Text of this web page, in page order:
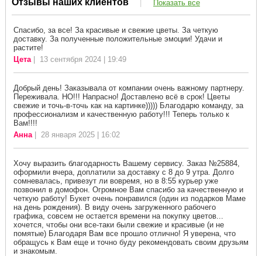
| Показать все
Спасибо, за все! За красивые и свежие цветы. За четкую
доставку. За полученные положительные эмоции! Удачи и
растите!
Цета| 13 сентября 2024 | 19:49
Добрый день! Заказывала от компании очень важному партнеру.
Переживала. НО!!! Напрасно! Доставлено всё в срок! Цветы
свежие и точь-в-точь как на картинке))))) Благодарю команду, за
профессионализм и качественную работу!!! Теперь только к
Вам!!!!
Анна| 28 января 2025 | 16:02
Хочу выразить благодарность Вашему сервису. Заказ №25884,
оформили вчера, доплатили за доставку с 8 до 9 утра. Долго
сомневалась, привезут ли вовремя, но в 8:55 курьер уже
позвонил в домофон. Огромное Вам спасибо за качественную и
четкую работу! Букет очень понравился (один из подарков Маме
на день рождения). В виду очень загруженного рабочего
графика, совсем не остается времени на покупку цветов...
хочется, чтобы они все-таки были свежие и красивые (и не
помятые) Благодаря Вам все прошло отлично! Я уверена, что
обращусь к Вам еще и точно буду рекомендовать своим друзьям
и знакомым.